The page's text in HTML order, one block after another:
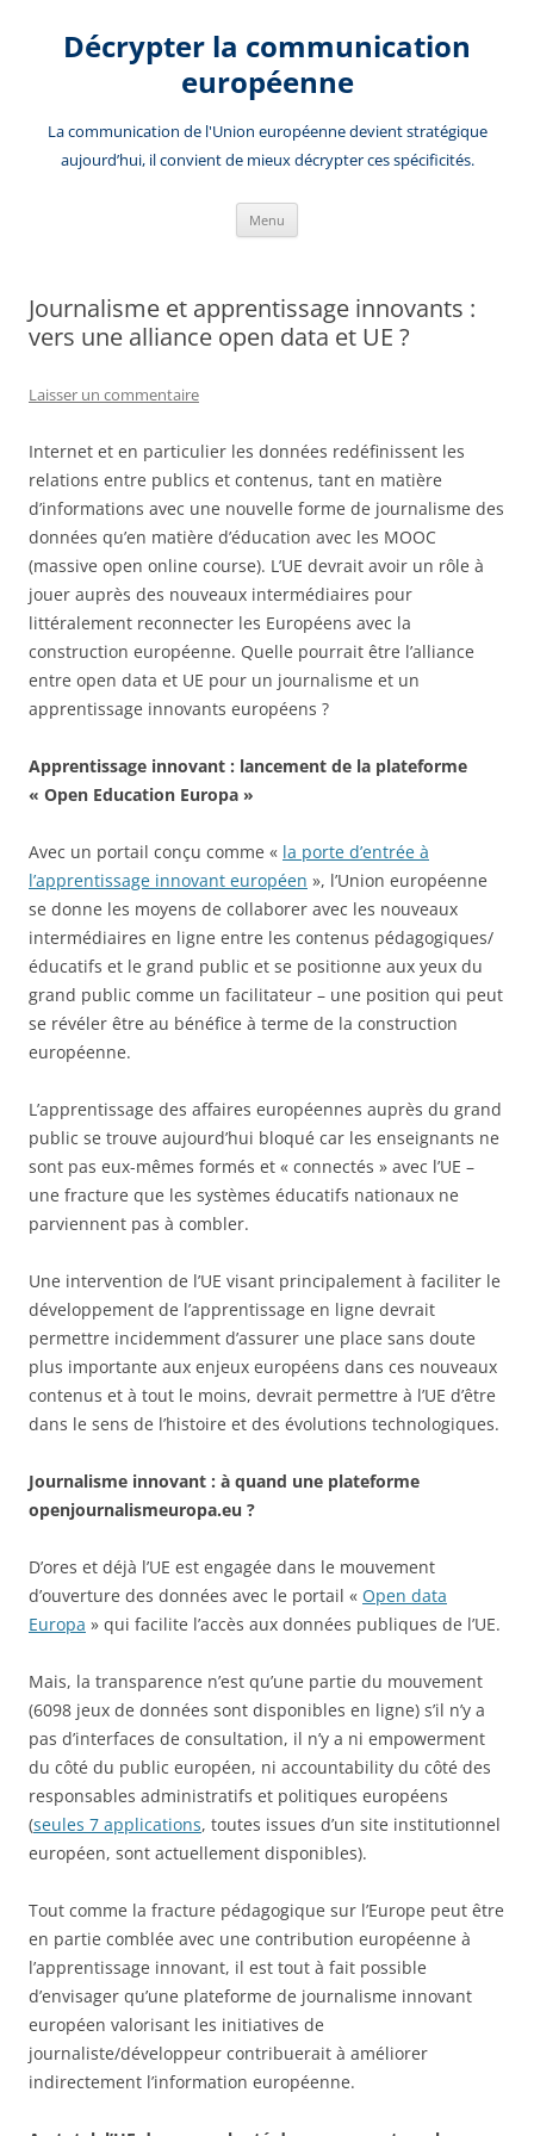
contenuDécrypter la communication
européenne
La communication de l'Union européenne devient stratégique
aujourd’hui, il convient de mieux décrypter ces spécificités.
Menu
Journalisme et apprentissage innovants :
vers une alliance open data et UE ?
Laisser un commentaire
Internet et en particulier les données redéfinissent les
relations entre publics et contenus, tant en matière
d’informations avec une nouvelle forme de journalisme des
données qu’en matière d’éducation avec les MOOC
(massive open online course). L’UE devrait avoir un rôle à
jouer auprès des nouveaux intermédiaires pour
littéralement reconnecter les Européens avec la
construction européenne. Quelle pourrait être l’alliance
entre open data et UE pour un journalisme et un
apprentissage innovants européens ?
Apprentissage innovant : lancement de la plateforme
« Open Education Europa »
Avec un portail conçu comme « la porte d’entrée à
l’apprentissage innovant européen », l’Union européenne
se donne les moyens de collaborer avec les nouveaux
intermédiaires en ligne entre les contenus pédagogiques/
éducatifs et le grand public et se positionne aux yeux du
grand public comme un facilitateur – une position qui peut
se révéler être au bénéfice à terme de la construction
européenne.
L’apprentissage des affaires européennes auprès du grand
public se trouve aujourd’hui bloqué car les enseignants ne
sont pas eux-mêmes formés et « connectés » avec l’UE –
une fracture que les systèmes éducatifs nationaux ne
parviennent pas à combler.
Une intervention de l’UE visant principalement à faciliter le
développement de l’apprentissage en ligne devrait
permettre incidemment d’assurer une place sans doute
plus importante aux enjeux européens dans ces nouveaux
contenus et à tout le moins, devrait permettre à l’UE d’être
dans le sens de l’histoire et des évolutions technologiques.
Journalisme innovant : à quand une plateforme
openjournalismeuropa.eu ?
D’ores et déjà l’UE est engagée dans le mouvement
d’ouverture des données avec le portail « Open data
Europa » qui facilite l’accès aux données publiques de l’UE.
Mais, la transparence n’est qu’une partie du mouvement
(6098 jeux de données sont disponibles en ligne) s’il n’y a
pas d’interfaces de consultation, il n’y a ni empowerment
du côté du public européen, ni accountability du côté des
responsables administratifs et politiques européens
(seules 7 applications, toutes issues d’un site institutionnel
européen, sont actuellement disponibles).
Tout comme la fracture pédagogique sur l’Europe peut être
en partie comblée avec une contribution européenne à
l’apprentissage innovant, il est tout à fait possible
d’envisager qu’une plateforme de journalisme innovant
européen valorisant les initiatives de
journaliste/développeur contribuerait à améliorer
indirectement l’information européenne.